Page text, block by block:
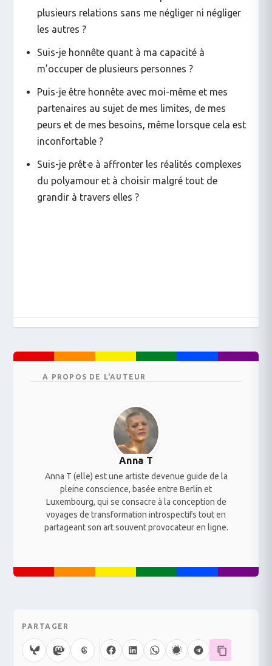
plusieurs relations sans me négliger ni négliger
les autres ?
Suis-je honnête quant à ma capacité à
m’occuper de plusieurs personnes ?
Puis-je être honnête avec moi-même et mes
partenaires au sujet de mes limites, de mes
peurs et de mes besoins, même lorsque cela est
inconfortable ?
Suis-je prêt·e à affronter les réalités complexes
du polyamour et à choisir malgré tout de
grandir à travers elles ?
A PROPOS DE L'AUTEUR
Anna T
Anna T (elle) est une artiste devenue guide de la
pleine conscience, basée entre Berlin et
Luxembourg, qui se consacre à la conception de
voyages de transformation introspectifs tout en
partageant son art souvent provocateur en ligne.
PARTAGER